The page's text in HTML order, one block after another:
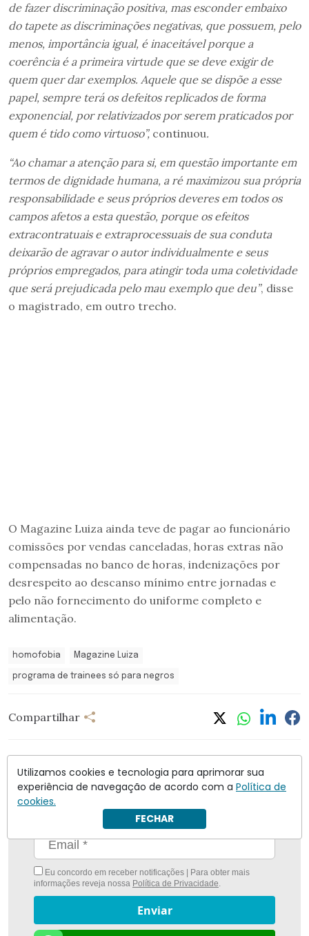
de fazer discriminação positiva, mas esconder embaixo
do tapete as discriminações negativas, que possuem, pelo
menos, importância igual, é inaceitável porque a
coerência é a primeira virtude que se deve exigir de
quem quer dar exemplos. Aquele que se dispõe a esse
papel, sempre terá os defeitos replicados de forma
exponencial, por relativizados por serem praticados por
quem é tido como virtuoso”, continuou.
“Ao chamar a atenção para si, em questão importante em
termos de dignidade humana, a ré maximizou sua própria
responsabilidade e seus próprios deveres em todos os
campos afetos a esta questão, porque os efeitos
extracontratuais e extraprocessuais de sua conduta
deixarão de agravar o autor individualmente e seus
próprios empregados, para atingir toda uma coletividade
que será prejudicada pelo mau exemplo que deu”, disse
o magistrado, em outro trecho.
O Magazine Luiza ainda teve de pagar ao funcionário
comissões por vendas canceladas, horas extras não
compensadas no banco de horas, indenizações por
desrespeito ao descanso mínimo entre jornadas e
pelo não fornecimento do uniforme completo e
alimentação.
homofobia Magazine Luiza
programa de trainees só para negros
Compartilhar
Nunca foi tão fácil ficar bem informado com
Antagonista
Eu concordo em receber notificações | Para obter mais
informações reveja nossa Política de Privacidade.
Enviar
Utilizamos cookies e tecnologia para aprimorar sua
experiência de navegação de acordo com a Política de
cookies.
FECHAR